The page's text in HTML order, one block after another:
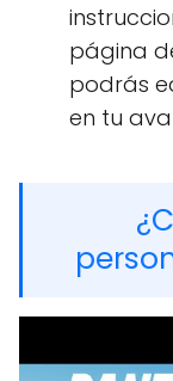
página
podrás
en tu